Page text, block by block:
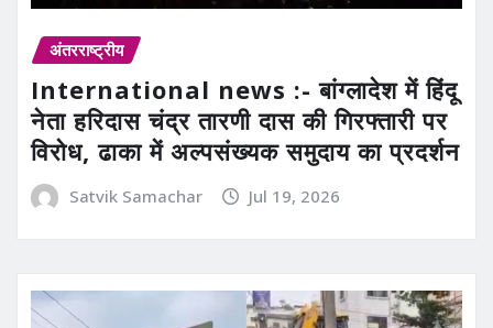
अंतरराष्ट्रीय
International news :- बांग्लादेश में हिंदू
नेता हरिदास चंद्र तारणी दास की गिरफ्तारी पर
विरोध, ढाका में अल्पसंख्यक समुदाय का प्रदर्शन
Satvik Samachar Jul 19, 2026